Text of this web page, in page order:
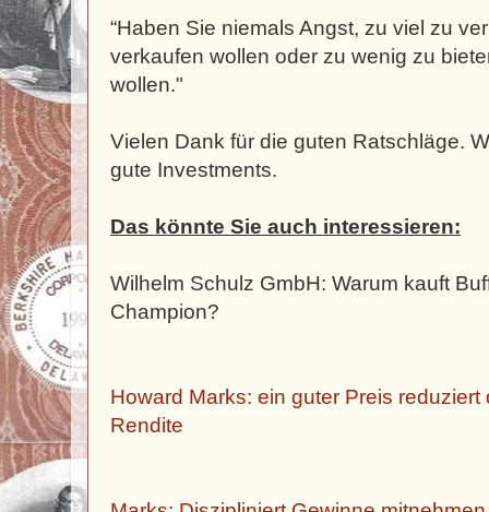
“Haben Sie niemals Angst, zu viel zu
verkaufen wollen oder zu wenig zu
wollen."
Vielen Dank für die guten Ratschläge.
gute Investments.
Das könnte Sie auch interessieren:
Wilhelm Schulz GmbH: Warum kauft
Champion?
Howard Marks: ein guter Preis
Rendite